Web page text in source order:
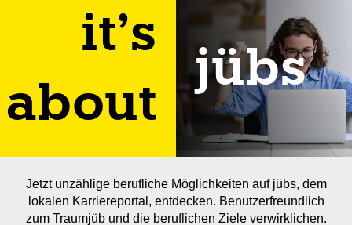
it’s
about
jübs
Jetzt unzählige berufliche Möglichkeiten auf jübs, dem
lokalen Karriereportal, entdecken. Benutzerfreundlich
zum Traumjüb und die beruflichen Ziele verwirklichen.